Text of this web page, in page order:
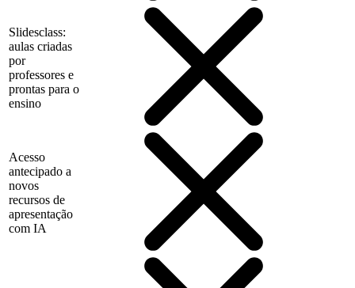
Slidesclass:
aulas criadas
por
professores e
prontas para o
ensino
Acesso
antecipado a
novos
recursos de
apresentação
com IA